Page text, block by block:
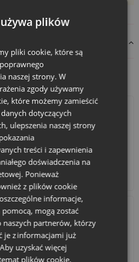
produktu z przepisami:
produkty:
Torby bawełniane
plików
pliki cookie, które są
naszej strony. W
zgody używamy
które możemy zamieścić
dotyczących
ulepszenia naszej strony
treści i zapewnienia
doświadczenia na
Ponieważ
z plików cookie
informacje,
mogą zostać
naszych partnerów, którzy
je z informacjami już
uzyskać więcej
plików cookie,